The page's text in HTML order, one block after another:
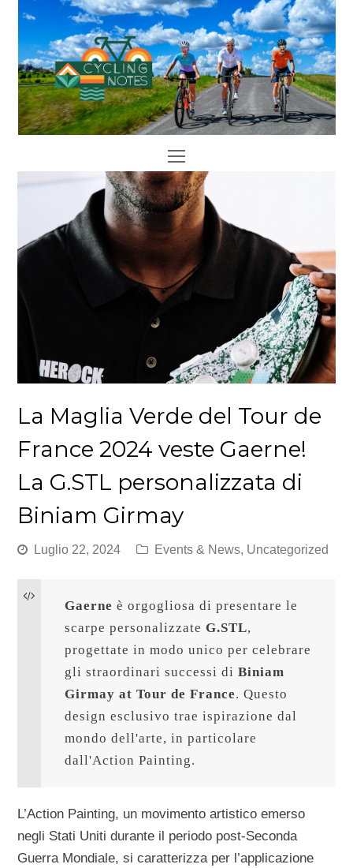
Open
Mobile
Menu
La Maglia Verde del Tour de
France 2024 veste Gaerne!
La G.STL personalizzata di
Biniam Girmay
Luglio 22, 2024 Events & News, Uncategorized
Gaerne è orgogliosa di presentare le
scarpe personalizzate G.STL,
progettate in modo unico per celebrare
gli straordinari successi di Biniam
Girmay at Tour de France. Questo
design esclusivo trae ispirazione dal
mondo dell'arte, in particolare
dall'Action Painting.
L’Action Painting, un movimento artistico emerso
negli Stati Uniti durante il periodo post-Seconda
Guerra Mondiale, si caratterizza per l’applicazione